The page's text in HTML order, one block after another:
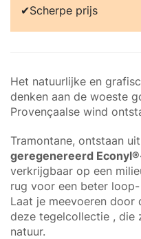
Scherpe prijs
Het natuurlijke en
denken aan de woeste
Provençaalse wind
Tramontane, ontstaan
geregenereerd
verkrijgbaar op een
rug voor een beter
Laat je meevoeren door
deze tegelcollectie , die
natuur.